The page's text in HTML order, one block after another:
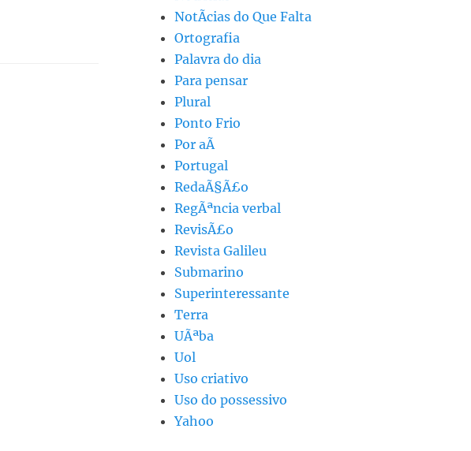
NotÃ­cias do Que Falta
Ortografia
Palavra do dia
Para pensar
Plural
Ponto Frio
Por aÃ­
Portugal
RedaÃ§Ã£o
RegÃªncia verbal
RevisÃ£o
Revista Galileu
Submarino
Superinteressante
Terra
UÃªba
Uol
Uso criativo
Uso do possessivo
Yahoo